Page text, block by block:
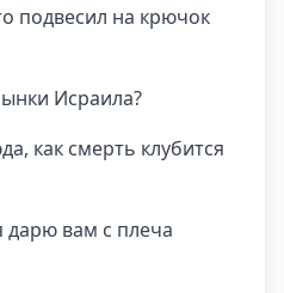
подвесил на крючок
Исраила?
как смерть клубится
дарю вам с плеча